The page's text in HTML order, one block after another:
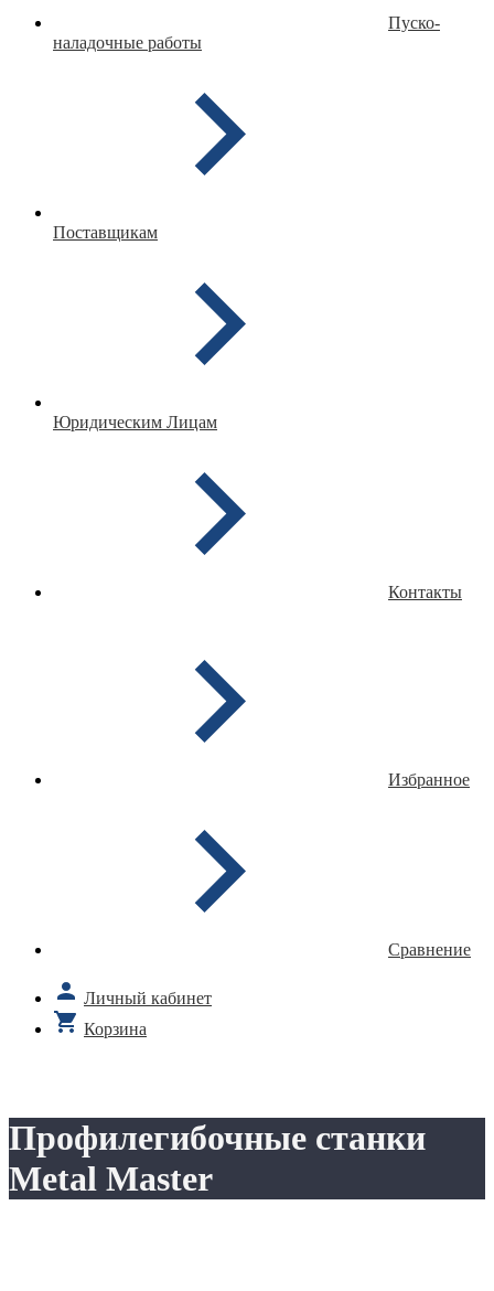
Пуско-
наладочные работы
Поставщикам
Юридическим Лицам
Контакты
Избранное
Сравнение
Личный кабинет
Корзина
Профилегибочные станки
Metal Master